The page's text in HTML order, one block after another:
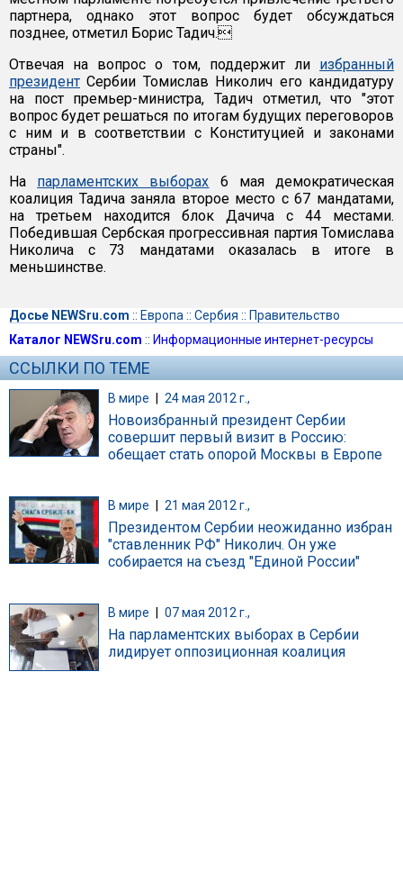
партнера, однако этот вопрос будет обсуждаться
позднее, отметил Борис Тадич.
Отвечая на вопрос о том, поддержит ли избранный
президент Сербии Томислав Николич его кандидатуру
на пост премьер-министра, Тадич отметил, что "этот
вопрос будет решаться по итогам будущих переговоров
с ним и в соответствии с Конституцией и законами
страны".
На парламентских выборах 6 мая демократическая
коалиция Тадича заняла второе место с 67 мандатами,
на третьем находится блок Дачича с 44 местами.
Победившая Сербская прогрессивная партия Томислава
Николича с 73 мандатами оказалась в итоге в
меньшинстве.
Досье NEWSru.com :: Европа :: Сербия :: Правительство
Каталог NEWSru.com :: Информационные интернет-ресурсы
ССЫЛКИ ПО ТЕМЕ
В мире | 24 мая 2012 г.,
Новоизбранный президент Сербии
совершит первый визит в Россию:
обещает стать опорой Москвы в Европе
В мире 21 мая 2012 г.,
Президентом Сербии неожиданно избран
"ставленник РФ" Николич. Он уже
собирается на съезд "Единой России"
В мире 07 мая 2012 г.,
На парламентских выборах в Сербии
лидирует оппозиционная коалиция